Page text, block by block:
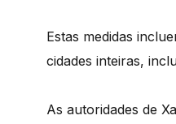
Estas medidas
cidades inteiras,
As autoridades de